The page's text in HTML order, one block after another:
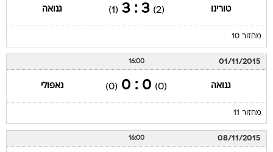
טורינו (2)
3 : 3
(1) גנואה
מחזור 10
01/11/2015
16:00
גנואה (0)
0 : 0
(0) נאפולי
מחזור 11
08/11/2015
16:00